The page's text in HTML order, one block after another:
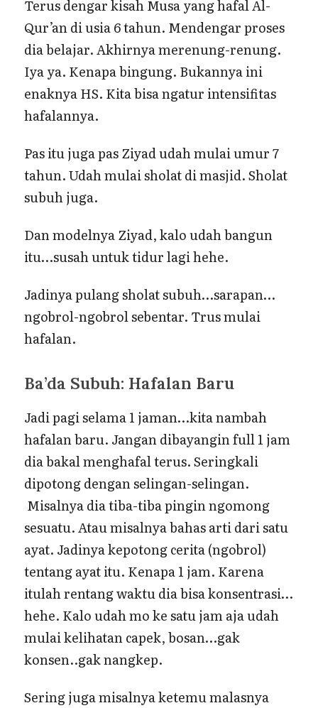
Terus dengar kisah Musa yang hafal Al-
Qur’an di usia 6 tahun. Mendengar proses
dia belajar. Akhirnya merenung-renung.
Iya ya. Kenapa bingung. Bukannya ini
enaknya HS. Kita bisa ngatur intensifitas
hafalannya.
Pas itu juga pas Ziyad udah mulai umur 7
tahun. Udah mulai sholat di masjid. Sholat
subuh juga.
Dan modelnya Ziyad, kalo udah bangun
itu…susah untuk tidur lagi hehe.
Jadinya pulang sholat subuh…sarapan…
ngobrol-ngobrol sebentar. Trus mulai
hafalan.
Ba’da Subuh: Hafalan Baru
Jadi pagi selama 1 jaman…kita nambah
hafalan baru. Jangan dibayangin full 1 jam
dia bakal menghafal terus. Seringkali
dipotong dengan selingan-selingan.
Misalnya dia tiba-tiba pingin ngomong
sesuatu. Atau misalnya bahas arti dari satu
ayat. Jadinya kepotong cerita (ngobrol)
tentang ayat itu. Kenapa 1 jam. Karena
itulah rentang waktu dia bisa konsentrasi…
hehe. Kalo udah mo ke satu jam aja udah
mulai kelihatan capek, bosan…gak
konsen..gak nangkep.
Sering juga misalnya ketemu malasnya